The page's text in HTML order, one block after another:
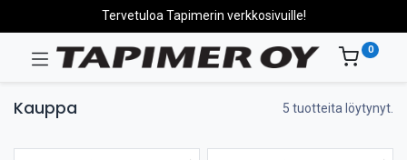
Tervetuloa Tapimerin verkkosivuille!
0
Kauppa 5 tuotteita löytynyt.